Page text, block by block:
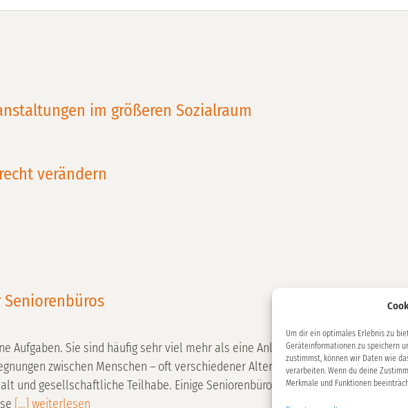
Um dir ein optimales Erlebnis zu
Geräteinformationen zu speichern
zustimmst, können wir Daten wie
verarbeiten. Wenn du deine
Merkmale und Funktionen
im größeren Sozialraum
verändern
Aufgaben. Sie sind häufig sehr viel mehr als eine Anlaufstelle für Menschen,
zwischen Menschen – oft verschiedener Altersgruppen – und bieten
und gesellschaftliche Teilhabe. Einige Seniorenbüros könnten als „Dritte
[…] weiterlesen